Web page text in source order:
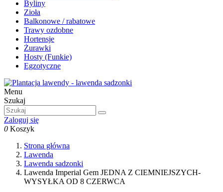
Byliny
Zioła
Balkonowe / rabatowe
Trawy ozdobne
Hortensje
Żurawki
Hosty (Funkie)
Egzotyczne
Menu
Szukaj
Zaloguj się
0 Koszyk
Strona główna
Lawenda
Lawenda sadzonki
Lawenda Imperial Gem JEDNA Z CIEMNIEJSZYCH-
WYSYŁKA OD 8 CZERWCA